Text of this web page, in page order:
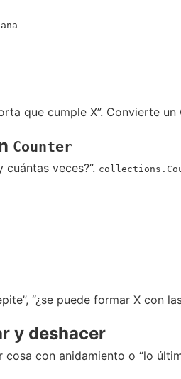
que cumple X”. Convierte un
Counter
veces?”.
“¿se puede formar X con
y deshacer
cosa con anidamiento o “lo